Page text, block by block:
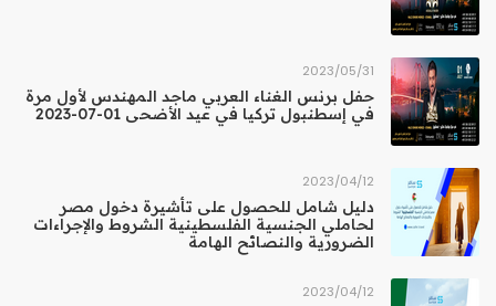
31‏/05‏/2023
حفل برنس الغناء العربي ماجد المهندس لأول مرة
في إسطنبول تركيا في عيد الأضحى 01-07-2023
12‏/04‏/2023
دليل شامل للحصول على تأشيرة دخول مصر
لحاملي الجنسية الفلسطينية الشروط والإجراءات
الضرورية والنصائح الهامة
12‏/04‏/2023